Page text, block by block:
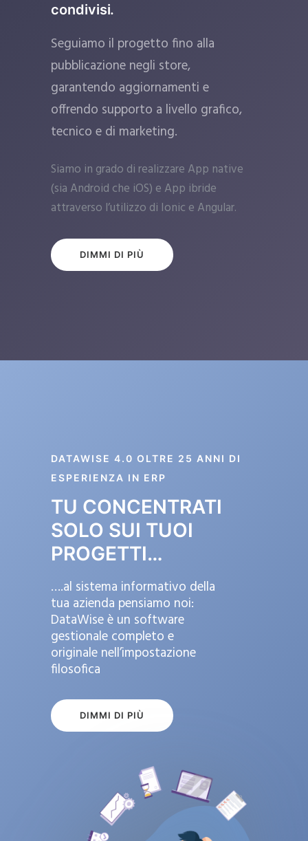
condivisi.
Seguiamo il progetto fino alla
pubblicazione negli store,
garantendo aggiornamenti e
offrendo supporto a livello grafico,
tecnico e di marketing.
Siamo in grado di realizzare App native
(sia Android che iOS) e App ibride
attraverso l’utilizzo di Ionic e Angular.
DIMMI DI PIÙ
DATAWISE 4.0 OLTRE 25 ANNI DI
ESPERIENZA IN ERP
TU CONCENTRATI
SOLO SUI TUOI
PROGETTI…
….al sistema informativo della
tua azienda pensiamo noi:
DataWise è un software
gestionale completo e
originale nell’impostazione
filosofica
DIMMI DI PIÙ